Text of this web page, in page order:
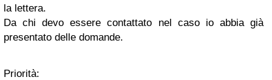
la lettera.
Da chi devo essere contattato nel caso io abbia già
presentato delle domande.
Priorità: